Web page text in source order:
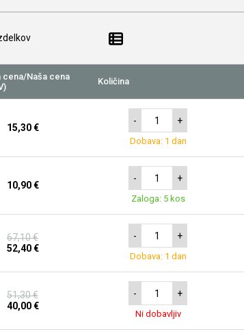
cena/Naša cena
Količina
15,30 €
- +
Dobava: 1 dan
10,90 €
- +
Zaloga: 5 kos
67,10 €
52,40 €
- +
Dobava: 1 dan
51,30 €
40,00 €
- +
Ni dobavljiv